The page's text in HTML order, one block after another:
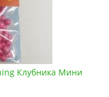
Клубника Мини